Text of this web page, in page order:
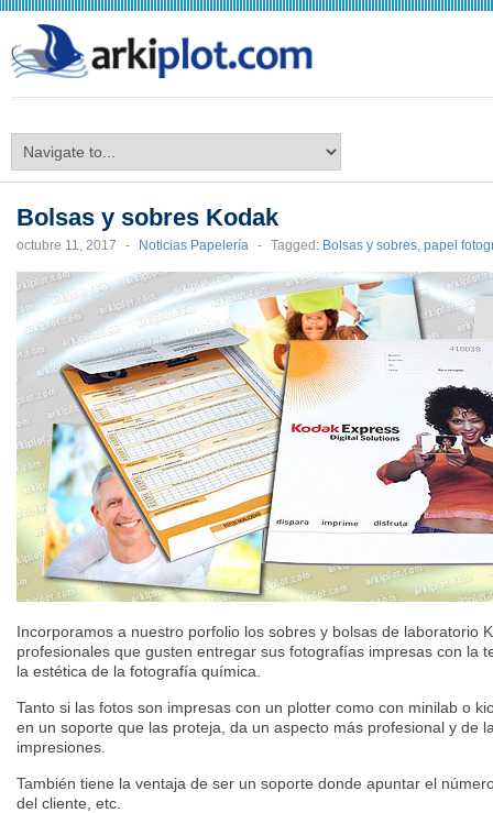
Bolsas y sobres Kodak
octubre 11, 2017 - Noticias Papelería - Tagged: Bolsas y sobres, papel
Incorporamos a nuestro porfolio los sobres y bolsas de laboratorio
profesionales que gusten entregar sus fotografías impresas con la
la estética de la fotografía química.
Tanto si las fotos son impresas con un plotter como con minilab o
en un soporte que las proteja, da un aspecto más profesional y de
impresiones.
También tiene la ventaja de ser un soporte donde apuntar el
del cliente, etc.